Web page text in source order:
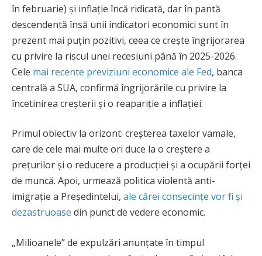
în februarie) și inflație încă ridicată, dar în pantă
descendentă însă unii indicatori economici sunt în
prezent mai puțin pozitivi, ceea ce crește îngrijorarea
cu privire la riscul unei recesiuni până în 2025-2026.
Cele mai recente previziuni economice ale Fed, banca
centrală a SUA, confirmă îngrijorările cu privire la
încetinirea creșterii și o reapariție a inflației.
Primul obiectiv la orizont: creșterea taxelor vamale,
care de cele mai multe ori duce la o creștere a
prețurilor și o reducere a producției și a ocupării forței
de muncă. Apoi, urmează politica violentă anti-
imigrație a Președintelui, ale cărei consecințe vor fi și
dezastruoase din punct de vedere economic.
„Milioanele” de expulzări anunțate în timpul